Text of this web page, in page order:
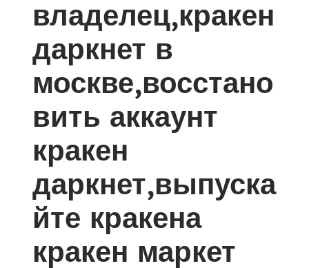
владелец,кракен
даркнет в
москве,восстано
вить аккаунт
кракен
даркнет,выпуска
йте кракена
кракен маркет